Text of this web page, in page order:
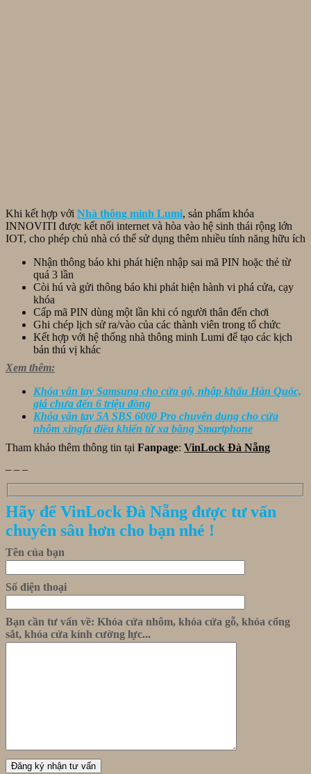
Khi kết hợp với Nhà thông minh Lumi, sản phẩm khóa
INNOVITI được kết nối internet và hòa vào hệ sinh thái rộng lớn
IOT, cho phép chủ nhà có thể sử dụng thêm nhiều tính năng hữu ích
Nhận thông báo khi phát hiện nhập sai mã PIN hoặc thẻ từ
quá 3 lần
Còi hú và gửi thông báo khi phát hiện hành vi phá cửa, cạy
khóa
Cấp mã PIN dùng một lần khi có người thân đến chơi
Ghi chép lịch sử ra/vào của các thành viên trong tổ chức
Kết hợp với hệ thống nhà thông minh Lumi để tạo các kịch
bản thú vị khác
Xem thêm:
Khóa vân tay Samsung cho cửa gỗ, nhập khẩu Hàn Quốc,
giá chưa đến 6 triệu đồng
Khóa vân tay 5A SBS 6000 Pro chuyên dụng cho cửa
nhôm xingfa điều khiển từ xa bằng Smartphone
Tham khảo thêm thông tin tại Fanpage: VinLock Đà Nẵng
Hãy để VinLock Đà Nẵng được tư vấn
chuyên sâu hơn cho bạn nhé !
Tên của bạn
Số điện thoại
Bạn cần tư vấn về: Khóa cửa nhôm, khóa cửa gỗ, khóa cổng
sắt, khóa cửa kính cường lực...